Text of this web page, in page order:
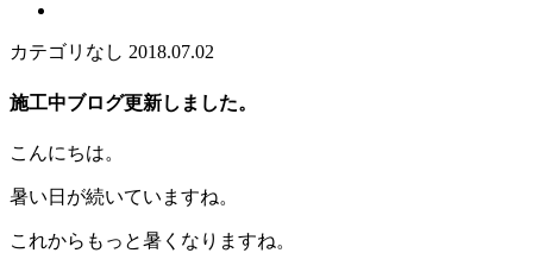
カテゴリなし 2018.07.02
施工中ブログ更新しました。
こんにちは。
暑い日が続いていますね。
これからもっと暑くなりますね。